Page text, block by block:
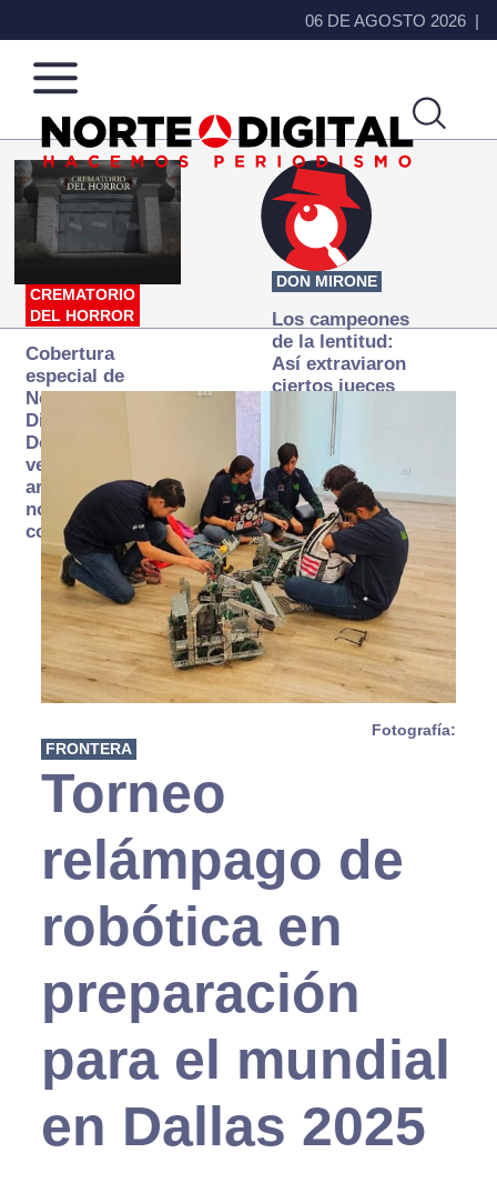
06 DE AGOSTO 2026
Norte
de
Ciudad
Más
que
noticias,
hacemos periodismo
CREMATORIO
DEL HORROR
Cobertura
especial de
Norte
Digital:
Donde la
verdad
arde… pero
no se
consume
DON MIRONE
Los campeones
de la lentitud:
Así extraviaron
ciertos jueces
la justicia
expedita
Fotografía:
FRONTERA
Torneo
relámpago de
robótica en
preparación
para el mundial
en Dallas 2025